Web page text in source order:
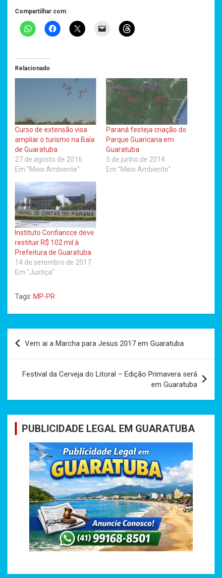
Compartilhar com:
Relacionado
Curso de extensão visa
ampliar o turismo na Baía
de Guaratuba
27 de agosto de 2016
Em "Meio Ambiente"
Paraná festeja criação do
Parque Guaricana em
Guaratuba
5 de junho de 2014
Em "Meio Ambiente"
Instituto Confiancce deve
restituir R$ 102 mil à
Prefeitura de Guaratuba
14 de setembro de 2017
Em "Justiça"
Tags: MP-PR
Navegação
de
Post
Vem ai a Marcha para Jesus 2017 em Guaratuba
Festival da Cerveja do Litoral – Edição Primavera será
em Guaratuba
PUBLICIDADE LEGAL EM GUARATUBA